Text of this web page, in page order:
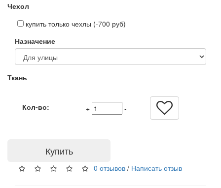
Чехол
купить только чехлы (-700 руб)
Назначение
Ткань
Кол-во: + -
Купить
0 отзывов / Написать отзыв